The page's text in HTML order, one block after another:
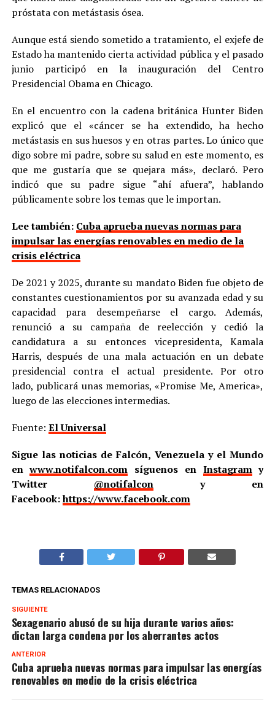
próstata con metástasis ósea.
Aunque está siendo sometido a tratamiento, el exjefe de
Estado ha mantenido cierta actividad pública y el pasado
junio participó en la inauguración del Centro
Presidencial Obama en Chicago.
En el encuentro con la cadena británica Hunter Biden
explicó que el «cáncer se ha extendido, ha hecho
metástasis en sus huesos y en otras partes. Lo único que
digo sobre mi padre, sobre su salud en este momento, es
que me gustaría que se quejara más», declaró. Pero
indicó que su padre sigue “ahí afuera”, hablando
públicamente sobre los temas que le importan.
Lee también: Cuba aprueba nuevas normas para
impulsar las energías renovables en medio de la
crisis eléctrica
De 2021 y 2025, durante su mandato Biden fue objeto de
constantes cuestionamientos por su avanzada edad y su
capacidad para desempeñarse el cargo. Además,
renunció a su campaña de reelección y cedió la
candidatura a su entonces vicepresidenta, Kamala
Harris, después de una mala actuación en un debate
presidencial contra el actual presidente. Por otro
lado, publicará unas memorias, «Promise Me, America»,
luego de las elecciones intermedias.
Fuente: El Universal
Sigue las noticias de Falcón, Venezuela y el Mundo
enwww.notifalcon.com síguenos en Instagramy
Twitter @notifalcony en
Facebook:https://www.facebook.com
TEMAS RELACIONADOS
SIGUIENTE
Sexagenario abusó de su hija durante varios años:
dictan larga condena por los aberrantes actos
ANTERIOR
Cuba aprueba nuevas normas para impulsar las energías
renovables en medio de la crisis eléctrica